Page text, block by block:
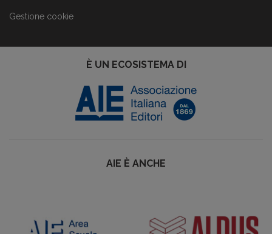
Gestione cookie
È UN ECOSISTEMA DI
AIE È ANCHE